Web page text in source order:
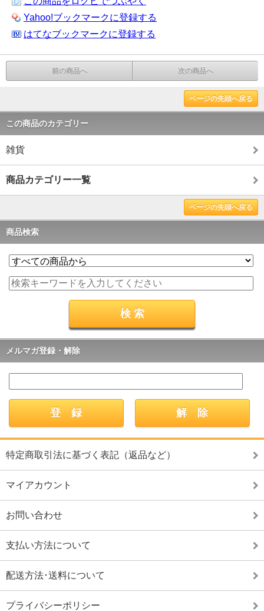
Yahoo!ブックマークに登録する
はてなブックマークに登録する
前の商品へ 次の商品へ
ページの先頭へ戻る
この商品のカテゴリー
雑貨
商品カテゴリー一覧
ページの先頭へ戻る
商品検索
メルマガ登録・解除
特定商取引法に基づく表記（返品など）
マイアカウント
お問い合わせ
支払い方法について
配送方法･送料について
プライバシーポリシー